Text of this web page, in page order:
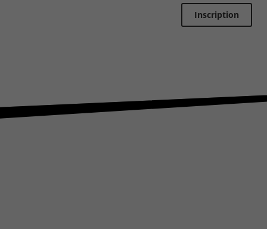
Inscription